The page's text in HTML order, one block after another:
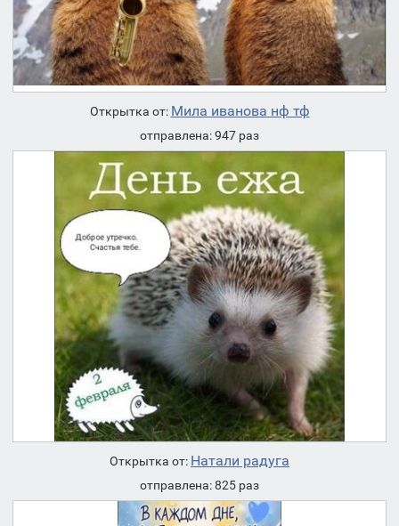
Открытка от: Мила иванова нф тф
отправлена: 947 раз
Открытка от: Натали радуга
отправлена: 825 раз